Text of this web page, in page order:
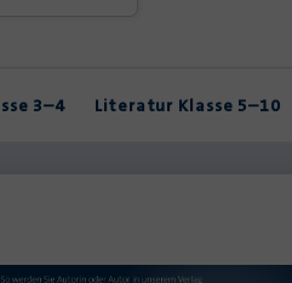
3–4 Literatur Klasse 5–10